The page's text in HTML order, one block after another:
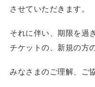
させていただきます。
それに伴い、期限を過
チケットの、新規の方
みなさまのご理解、ご